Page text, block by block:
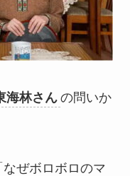
海林さん の問いか
なぜボロボロのマ